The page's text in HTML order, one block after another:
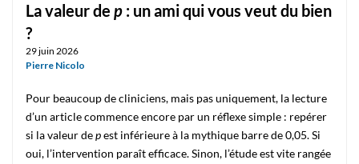
La valeur de p : un ami qui vous veut du bien
?
29 juin 2026
Pierre Nicolo
Pour beaucoup de cliniciens, mais pas uniquement, la lecture
d’un article commence encore par un réflexe simple : repérer
si la valeur depest inférieure à la mythique barre de 0,05. Si
oui, l’intervention paraît efficace. Sinon, l’étude est vite rangée